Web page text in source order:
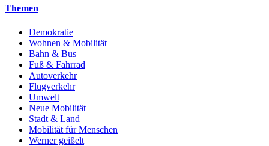
Themen
Demokratie
Wohnen & Mobilität
Bahn & Bus
Fuß & Fahrrad
Autoverkehr
Flugverkehr
Umwelt
Neue Mobilität
Stadt & Land
Mobilität für Menschen
Werner geißelt